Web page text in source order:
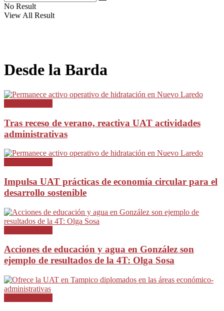
No Result
View All Result
Desde la Barda
Tras receso de verano, reactiva UAT actividades
administrativas
Impulsa UAT prácticas de economía circular para el
desarrollo sostenible
Acciones de educación y agua en González son
ejemplo de resultados de la 4T: Olga Sosa